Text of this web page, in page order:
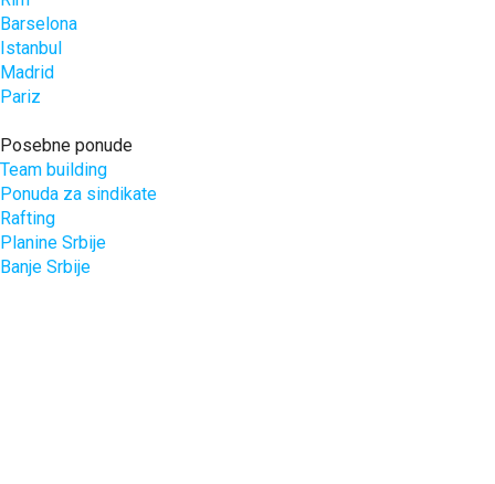
Barselona
Istanbul
Madrid
Pariz
Posebne ponude
Team building
Ponuda za sindikate
Rafting
Planine Srbije
Banje Srbije